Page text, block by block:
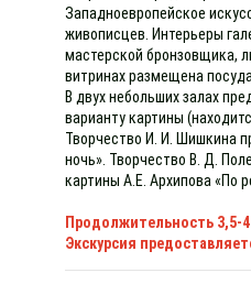
Западноевропейское
живописцев. Интерьеры
мастерской бронзовщика,
витринах размещена
В двух небольших залах
варианту картины
Творчество И. И. Шишкина
ночь». Творчество В. Д.
картины А.Е. Архипова «По
Продолжительность 3,5-4
Экскурсия